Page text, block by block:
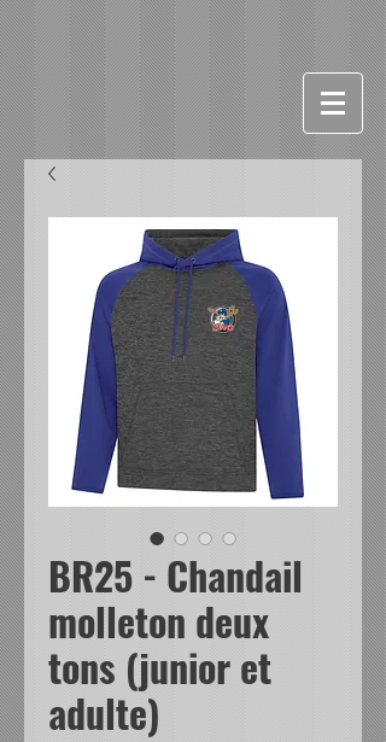
BR25 - Chandail
molleton deux
tons (junior et
adulte)